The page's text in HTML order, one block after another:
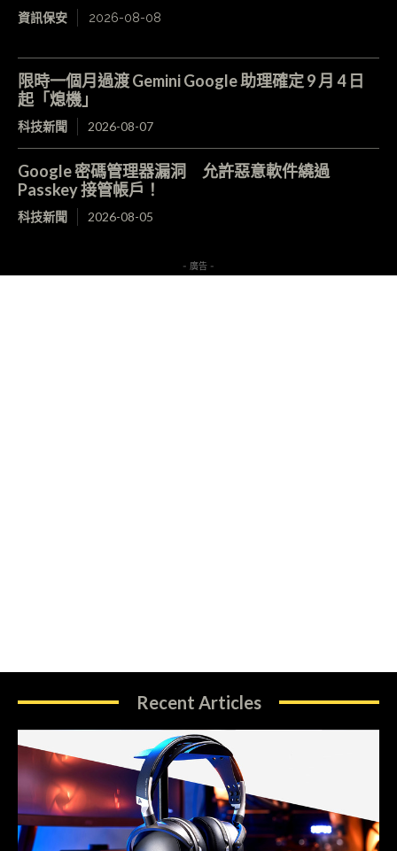
資訊保安 2026-08-08
限時一個月過渡 Gemini Google 助理確定 9 月 4 日
起「熄機」
科技新聞 2026-08-07
Google 密碼管理器漏洞 允許惡意軟件繞過
Passkey 接管帳戶！
科技新聞 2026-08-05
- 廣告 -
Recent Articles